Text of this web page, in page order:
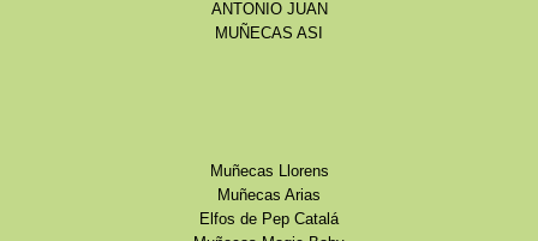
ANTONIO JUAN
MUÑECAS ASI
Muñecas Llorens
Muñecas Arias
Elfos de Pep Catalá